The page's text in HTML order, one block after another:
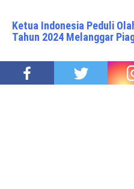
Ketua Indonesia Peduli
Tahun 2024 Melanggar